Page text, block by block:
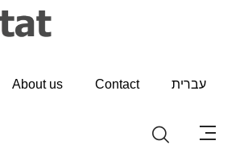
About us Contact עברית